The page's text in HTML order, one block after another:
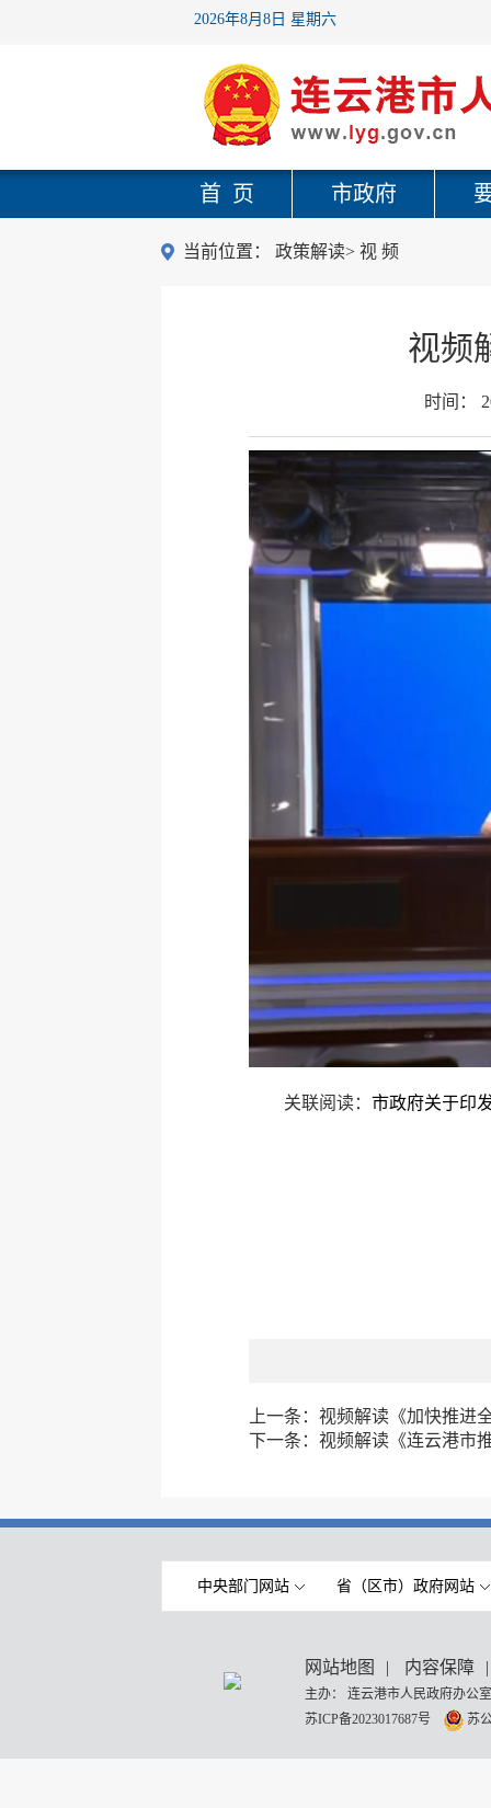
2026年8月8日 星期六
首 页 市政府
当前位置： 政策解读> 视 频
视频
时间：
关联阅读： 市政府关于印
上一条： 视频解读《加快推进
下一条： 视频解读《连云港市
中央部门网站 省（区市）政府网站
网站地图 | 内容保障 |
主办： 连云港市人民政府办
苏ICP备2023017687号
苏